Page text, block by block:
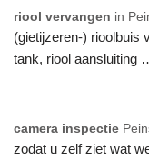
riool vervangen in
(gietijzeren-) rioolbuis
tank, riool aansluiting
camera inspectie
zodat u zelf ziet wat